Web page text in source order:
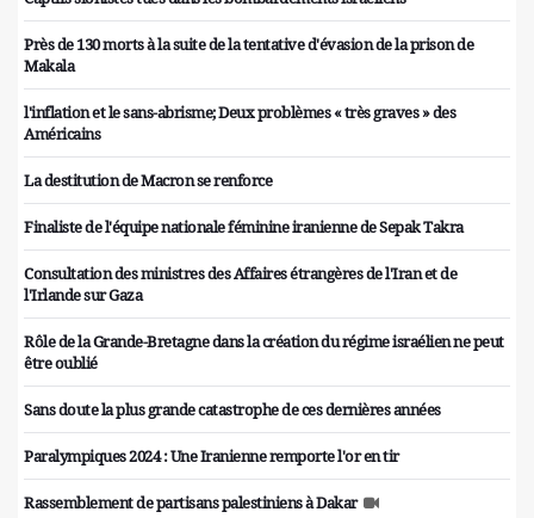
Près de 130 morts à la suite de la tentative d'évasion de la prison de
Makala
l'inflation et le sans-abrisme; Deux problèmes « très graves » des
Américains
La destitution de Macron se renforce
Finaliste de l'équipe nationale féminine iranienne de Sepak Takra
Consultation des ministres des Affaires étrangères de l'Iran et de
l'Irlande sur Gaza
Rôle de la Grande-Bretagne dans la création du régime israélien ne peut
être oublié
Sans doute la plus grande catastrophe de ces dernières années
Paralympiques 2024 : Une Iranienne remporte l'or en tir
Rassemblement de partisans palestiniens à Dakar